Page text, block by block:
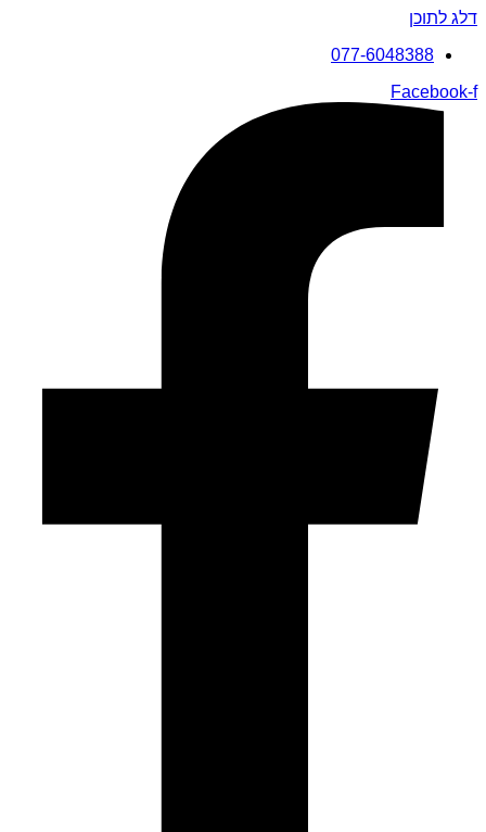
דלג לתוכן
077-6048388
Facebook-f